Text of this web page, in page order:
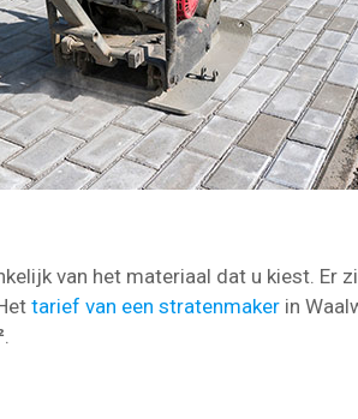
van het materiaal dat u kiest. Er
tarief van een stratenmakerin
.